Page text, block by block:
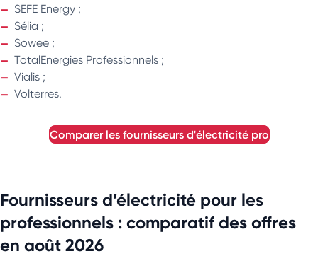
SEFE Energy ;
Sélia ;
Sowee ;
TotalEnergies Professionnels ;
Vialis ;
Volterres.
comparer les fournisseurs d'électricité pro
Fournisseurs d’électricité pour les
professionnels : comparatif des offres
en août 2026